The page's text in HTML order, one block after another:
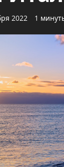
2022 1